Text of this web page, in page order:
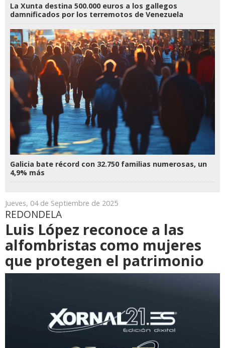
La Xunta destina 500.000 euros a los gallegos
damnificados por los terremotos de Venezuela
Galicia bate récord con 32.750 familias numerosas, un
4,9% más
Jueves, 04 de Septiembre de 2025
REDONDELA
Luis López reconoce a las
alfombristas como mujeres
que protegen el patrimonio